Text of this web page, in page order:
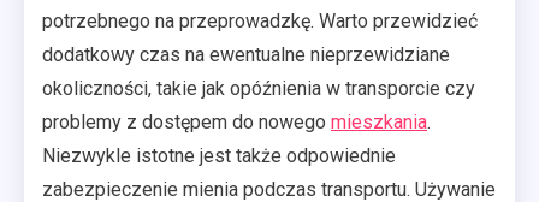
potrzebnego na przeprowadzkę. Warto przewidzieć
dodatkowy czas na ewentualne nieprzewidziane
okoliczności, takie jak opóźnienia w transporcie czy
problemy z dostępem do nowego mieszkania.
Niezwykle istotne jest także odpowiednie
zabezpieczenie mienia podczas transportu. Używanie